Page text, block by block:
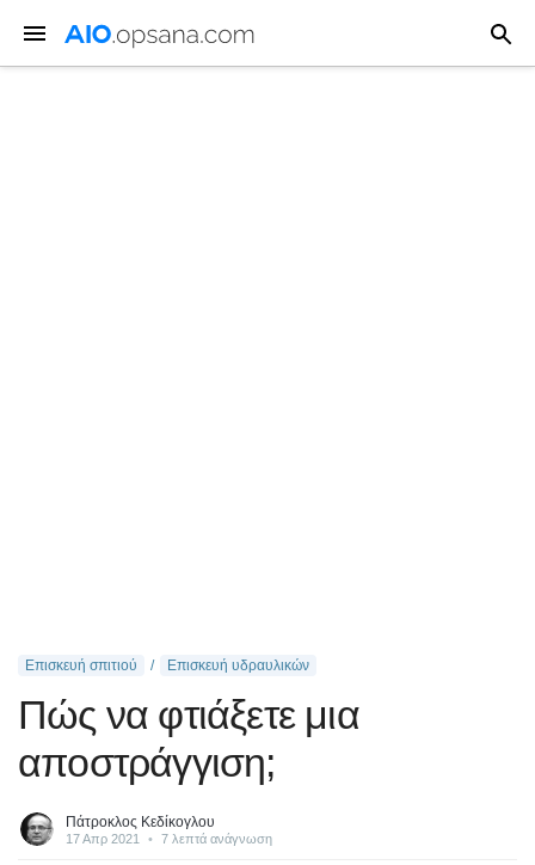
Επισκευή σπιτιού Επισκευή υδραυλικών
Πώς να φτιάξετε μια
αποστράγγιση;
Πάτροκλος Κεδίκογλου
17 Απρ 2021 • 7 λεπτά ανάγνωση